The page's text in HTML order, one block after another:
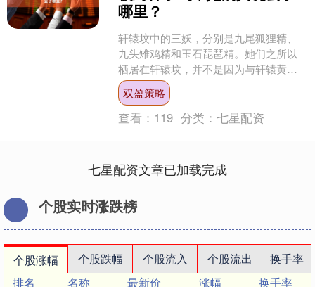
哪里？
轩辕坟中的三妖，分别是九尾狐狸精、
九头雉鸡精和玉石琵琶精。她们之所以
栖居在轩辕坟，并不是因为与轩辕黄帝
有什么直接关系。黄帝早已升天成仙，
肉身和灵魂一并飞升上天界....
双盈策略
查看： 119 分类：七星配资
七星配资文章已加载完成
个股实时涨跌榜
个股涨幅 个股跌幅 个股流入 个股流出
换手率
排名
名称 最新价 涨幅
换手率